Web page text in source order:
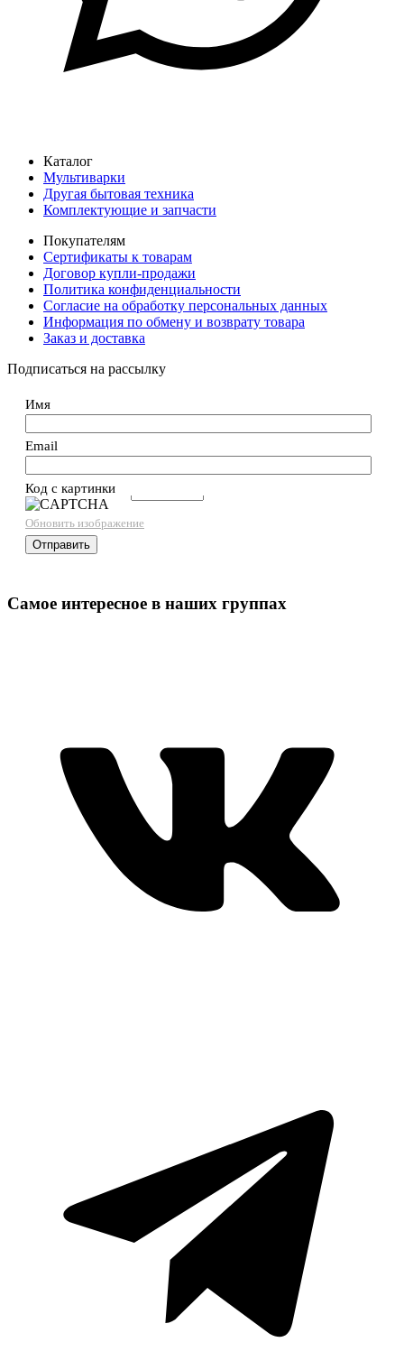
Каталог
Мультиварки
Другая бытовая техника
Комплектующие и запчасти
Покупателям
Сертификаты к товарам
Договор купли-продажи
Политика конфиденциальности
Согласие на обработку персональных данных
Информация по обмену и возврату товара
Заказ и доставка
Подписаться на рассылку
Имя
Email
Код с картинки→
Обновить изображение
Самое интересное в наших группах